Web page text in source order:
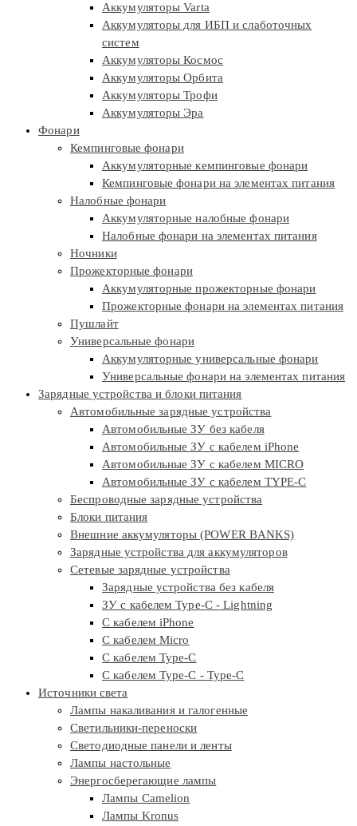
Аккумуляторы Varta
Аккумуляторы для ИБП и слаботочных
систем
Аккумуляторы Космос
Аккумуляторы Орбита
Аккумуляторы Трофи
Аккумуляторы Эра
Фонари
Кемпинговые фонари
Аккумуляторные кемпинговые фонари
Кемпинговые фонари на элементах питания
Налобные фонари
Аккумуляторные налобные фонари
Налобные фонари на элементах питания
Ночники
Прожекторные фонари
Аккумуляторные прожекторные фонари
Прожекторные фонари на элементах питания
Пушлайт
Универсальные фонари
Аккумуляторные универсальные фонари
Универсальные фонари на элементах питания
Зарядные устройства и блоки питания
Автомобильные зарядные устройства
Автомобильные ЗУ без кабеля
Автомобильные ЗУ с кабелем iPhone
Автомобильные ЗУ с кабелем MICRO
Автомобильные ЗУ с кабелем TYPE-C
Беспроводные зарядные устройства
Блоки питания
Внешние аккумуляторы (POWER BANKS)
Зарядные устройства для аккумуляторов
Сетевые зарядные устройства
Зарядные устройства без кабеля
ЗУ с кабелем Type-C - Lightning
С кабелем iPhone
С кабелем Micro
С кабелем Type-C
С кабелем Type-C - Type-C
Источники света
Лампы накаливания и галогенные
Светильники-переноски
Светодиодные панели и ленты
Лампы настольные
Энергосберегающие лампы
Лампы Camelion
Лампы Kronus